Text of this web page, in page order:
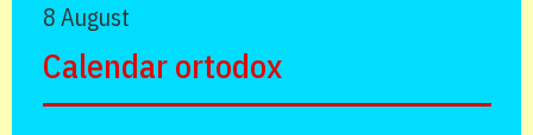
8 August
Calendar ortodox